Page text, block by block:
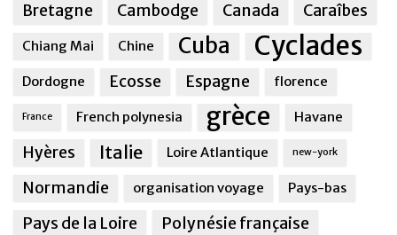
Bretagne Cambodge Canada Caraîbes
Chiang Mai Chine Cuba Cyclades
Dordogne Ecosse Espagne florence
France French polynesia grèce Havane
Hyères Italie Loire Atlantique new-york
Normandie organisation voyage Pays-bas
Pays de la Loire
Polynésie française